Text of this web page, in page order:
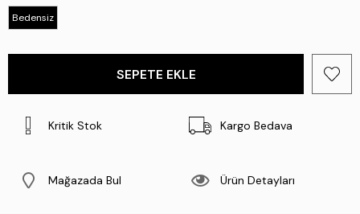
Bedensiz
Kritik Stok Kargo Bedava
Mağazada Bul Ürün Detayları